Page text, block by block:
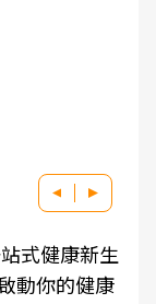
發，透過醫
健康的認